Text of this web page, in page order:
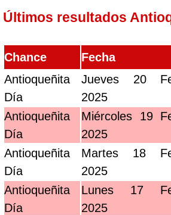
Últimos resultados
Chance Fecha
Antioqueñita
Día
Jueves 20
2025
Antioqueñita
Día
Miércoles 19
2025
Antioqueñita
Día
Martes 18
2025
Antioqueñita
Día
Lunes 17
2025